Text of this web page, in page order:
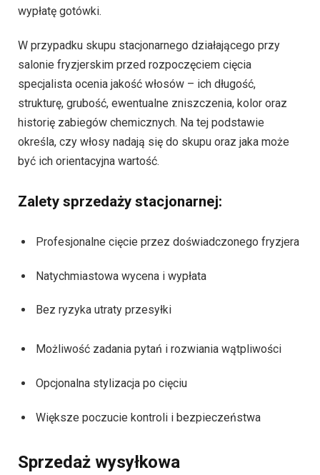
wypłatę gotówki.
W przypadku skupu stacjonarnego działającego przy
salonie fryzjerskim przed rozpoczęciem cięcia
specjalista ocenia jakość włosów – ich długość,
strukturę, grubość, ewentualne zniszczenia, kolor oraz
historię zabiegów chemicznych. Na tej podstawie
określa, czy włosy nadają się do skupu oraz jaka może
być ich orientacyjna wartość.
Zalety sprzedaży stacjonarnej:
Profesjonalne cięcie przez doświadczonego fryzjera
Natychmiastowa wycena i wypłata
Bez ryzyka utraty przesyłki
Możliwość zadania pytań i rozwiania wątpliwości
Opcjonalna stylizacja po cięciu
Większe poczucie kontroli i bezpieczeństwa
Sprzedaż wysyłkowa